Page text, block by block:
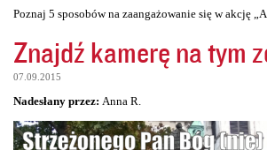
Poznaj 5 sposobów na zaangażowanie się w akcję
Znajdź kamerę na tym
07.09.2015
Nadesłany przez: Anna R.